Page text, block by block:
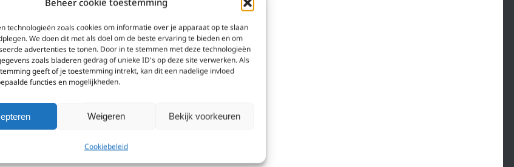
technologieën zoals cookies om informatie over je apparaat op te slaan
We doen dit met als doel om de beste ervaring te bieden en om
advertenties te tonen. Door in te stemmen met deze technologieën
zoals bladeren gedrag of unieke ID's op deze site verwerken. Als
geeft of je toestemming intrekt, kan dit een nadelige invloed
functies en mogelijkheden.
Weigeren Bekijk voorkeuren
Cookiebeleid